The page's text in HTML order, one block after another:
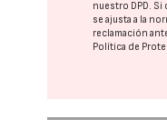
nuestro DPD. Si
se ajusta a la
reclamación
Política de